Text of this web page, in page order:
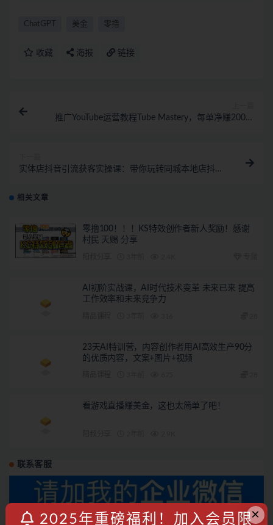
ChatGPT 美金 零撸
收藏 海报 链接
推广YouTube运营教程Tube Mastery，每单净赚200美
实体店抖音引流获客实操课：带你玩转同城本地店抖音
相关文章
零撸100！！！KS特效创作者新人奖励！感谢
村民 天赐 分享
AI初阶实战课，AI时代技术变革 未来已来 提高
工作效率和未来竞争力
23天AI特训营，内容创作者用AI高效生产90分
的优质内容，文案+图片+视频
看游戏直播赚美金，这也太简单了吧！
联系客服
×
2025年重磅福利！加入会员限